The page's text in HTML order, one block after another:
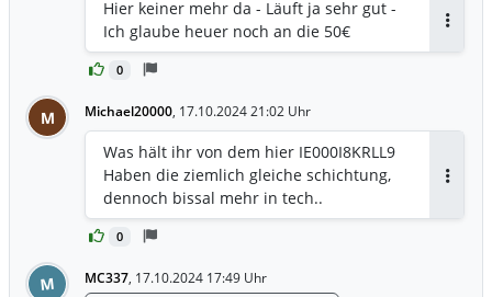
0
Hier keiner mehr da - Läuft ja sehr gut -
Ich glaube heuer noch an die 50€
M Michael20000, 17.10.2024 21:02 Uhr
0
Was hält ihr von dem hier IE000I8KRLL9
Haben die ziemlich gleiche schichtung,
dennoch bissal mehr in tech..
M MC337, 17.10.2024 17:49 Uhr